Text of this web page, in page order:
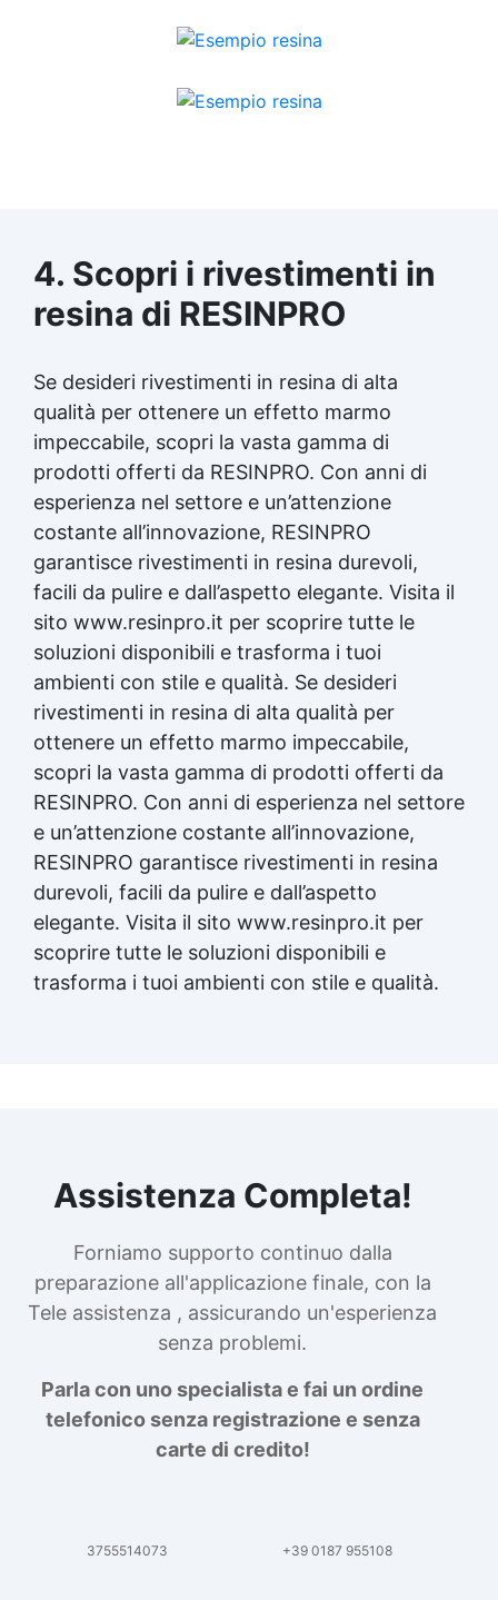
4. Scopri i rivestimenti in
resina di RESINPRO
Se desideri rivestimenti in resina di alta
qualità per ottenere un effetto marmo
impeccabile, scopri la vasta gamma di
prodotti offerti da RESINPRO. Con anni di
esperienza nel settore e un’attenzione
costante all’innovazione, RESINPRO
garantisce rivestimenti in resina durevoli,
facili da pulire e dall’aspetto elegante. Visita il
sito www.resinpro.it per scoprire tutte le
soluzioni disponibili e trasforma i tuoi
ambienti con stile e qualità. Se desideri
rivestimenti in resina di alta qualità per
ottenere un effetto marmo impeccabile,
scopri la vasta gamma di prodotti offerti da
RESINPRO. Con anni di esperienza nel settore
e un’attenzione costante all’innovazione,
RESINPRO garantisce rivestimenti in resina
durevoli, facili da pulire e dall’aspetto
elegante. Visita il sito www.resinpro.it per
scoprire tutte le soluzioni disponibili e
trasforma i tuoi ambienti con stile e qualità.
Assistenza Completa!
Forniamo supporto continuo dalla
preparazione all'applicazione finale, con la
Tele assistenza , assicurando un'esperienza
senza problemi.
Parla con uno specialista e fai un ordine
telefonico senza registrazione e senza
carte di credito!
3755514073 +39 0187 955108